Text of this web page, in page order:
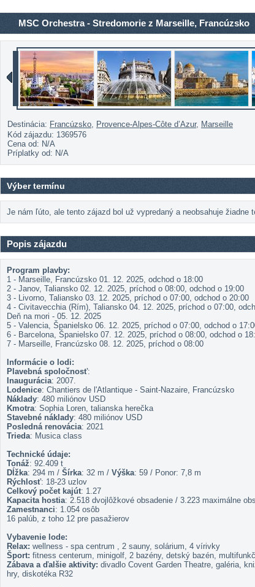
MSC Orchestra - Stredomorie z Marseille, Francúzsko
Destinácia: Francúzsko, Provence-Alpes-Côte d’Azur, Marseille
Kód zájazdu: 1369576
Cena od: N/A
Príplatky od: N/A
Výber termínu
Je nám ľúto, ale tento zájazd bol už vypredaný a neobsahuje žiadne
Popis zájazdu
Program plavby:
1 - Marseille, Francúzsko 01. 12. 2025, odchod o 18:00
2 - Janov, Taliansko 02. 12. 2025, príchod o 08:00, odchod o 19:00
3 - Livorno, Taliansko 03. 12. 2025, príchod o 07:00, odchod o 20:00
4 - Civitavecchia (Rím), Taliansko 04. 12. 2025, príchod o 07:00,
Deň na mori - 05. 12. 2025
5 - Valencia, Španielsko 06. 12. 2025, príchod o 07:00, odchod o
6 - Barcelona, Španielsko 07. 12. 2025, príchod o 08:00, odchod o
7 - Marseille, Francúzsko 08. 12. 2025, príchod o 08:00
Informácie o lodi:
Plavebná spoločnosť:
Inaugurácia: 2007.
Lodenice: Chantiers de l'Atlantique - Saint-Nazaire, Francúzsko
Náklady: 480 miliónov USD
Kmotra: Sophia Loren, talianska herečka
Stavebné náklady: 480 miliónov USD
Posledná renovácia: 2021
Trieda: Musica class
Technické údaje:
Tonáž: 92.409 t
Dĺžka: 294 m / Šírka: 32 m / Výška: 59 / Ponor: 7,8 m
Rýchlosť: 18-23 uzlov
Celkový počet kajút: 1.27
Kapacita hostia: 2.518 dvojlôžkové obsadenie / 3.223 maximálne
Zamestnanci: 1.054 osôb
16 palúb, z toho 12 pre pasažierov
Vybavenie lode:
Relax: wellness - spa centrum , 2 sauny, solárium, 4 vírivky
Šport: fitness centerum, minigolf, 2 bazény, detský bazén,
Zábava a ďalšie aktivity: divadlo Covent Garden Theatre, galéria,
hry, diskotéka R32